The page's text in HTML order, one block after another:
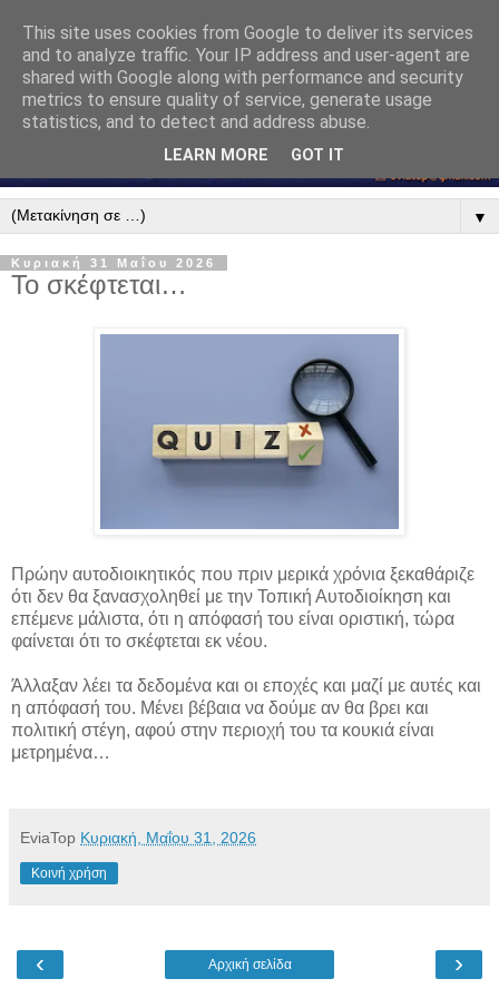
▼
Κυριακή 31 Μαΐου 2026
Το σκέφτεται…
Πρώην αυτοδιοικητικός που πριν μερικά χρόνια ξεκαθάριζε
ότι δεν θα ξανασχοληθεί με την Τοπική Αυτοδιοίκηση και
επέμενε μάλιστα, ότι η απόφασή του είναι οριστική, τώρα
φαίνεται ότι το σκέφτεται εκ νέου.
Άλλαξαν λέει τα δεδομένα και οι εποχές και μαζί με αυτές και
η απόφασή του. Μένει βέβαια να δούμε αν θα βρει και
πολιτική στέγη, αφού στην περιοχή του τα κουκιά είναι
μετρημένα…
EviaTop Κυριακή, Μαΐου 31, 2026
Κοινή χρήση
‹ ›
Αρχική σελίδα
This site uses cookies from Google to deliver its services
and to analyze traffic. Your IP address and user-agent are
shared with Google along with performance and security
metrics to ensure quality of service, generate usage
statistics, and to detect and address abuse.
LEARN MORE GOT IT